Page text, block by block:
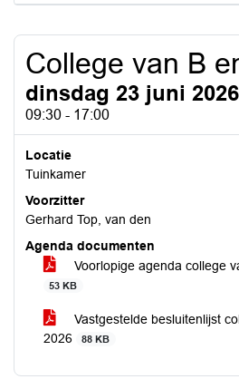
College van B
dinsdag 23 juni 2026
09:30 - 17:00
Locatie
Tuinkamer
Voorzitter
Gerhard Top, van den
Agenda documenten
Voorlopige agenda college
53 KB
Vastgestelde besluitenlijst
2026
88 KB